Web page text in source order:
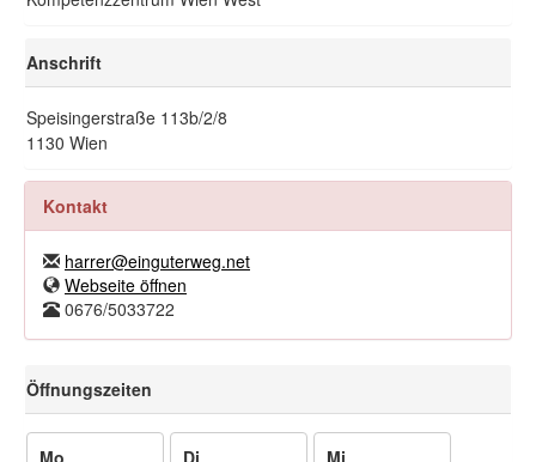
Anschrift
Speisingerstraße 113b/2/8
1130 Wien
Kontakt
harrer@einguterweg.net
Webseite öffnen
0676/5033722
Öffnungszeiten
Mo Di Mi